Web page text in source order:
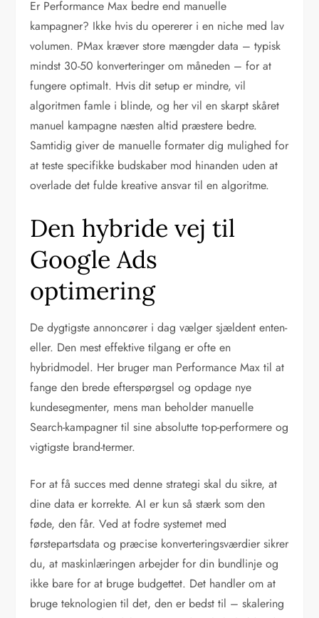
Er Performance Max bedre end manuelle
kampagner? Ikke hvis du opererer i en niche med lav
volumen. PMax kræver store mængder data – typisk
mindst 30-50 konverteringer om måneden – for at
fungere optimalt. Hvis dit setup er mindre, vil
algoritmen famle i blinde, og her vil en skarpt skåret
manuel kampagne næsten altid præstere bedre.
Samtidig giver de manuelle formater dig mulighed for
at teste specifikke budskaber mod hinanden uden at
overlade det fulde kreative ansvar til en algoritme.
Den hybride vej til
Google Ads
optimering
De dygtigste annoncører i dag vælger sjældent enten-
eller. Den mest effektive tilgang er ofte en
hybridmodel. Her bruger man Performance Max til at
fange den brede efterspørgsel og opdage nye
kundesegmenter, mens man beholder manuelle
Search-kampagner til sine absolutte top-performere og
vigtigste brand-termer.
For at få succes med denne strategi skal du sikre, at
dine data er korrekte. AI er kun så stærk som den
føde, den får. Ved at fodre systemet med
førstepartsdata og præcise konverteringsværdier sikrer
du, at maskinlæringen arbejder for din bundlinje og
ikke bare for at bruge budgettet. Det handler om at
bruge teknologien til det, den er bedst til – skalering